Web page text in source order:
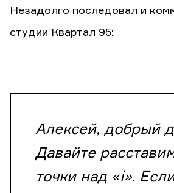
Незадолго последовал и
студии Квартал 95:
Алексей, добрый
Давайте
точки над «і».